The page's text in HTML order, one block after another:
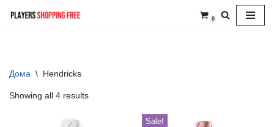
0
Дома \ Hendricks
Showing all 4 results
Sale!